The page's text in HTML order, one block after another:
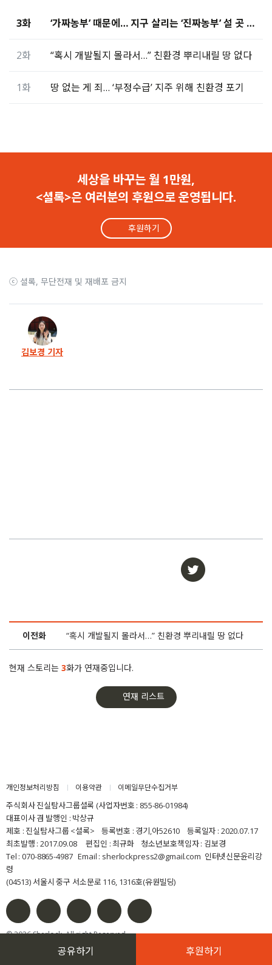
3화 ‘가짜농부’ 때문에… 지구 살리는 ‘진짜농부’ 설 곳 없다
2화 “혹시 개발될지 몰라서…” 친환경 뿌리내릴 땅 없다
1화 땅 없는 게 죄… ‘부정수급’ 지주 위해 친환경 포기
세상을 바꾸는 월 1만원,
<셜록>은 여러분의 후원으로 운영됩니다.
후원하기
ⓒ 셜록, 무단전재 및 재배포 금지
김보경 기자
이전화 “혹시 개발될지 몰라서…” 친환경 뿌리내릴 땅 없다
현재 스토리는 3화가 연재중입니다.
연재 리스트
공유하기 후원하기
개인정보처리방침 이용약관 이메일무단수집거부
주식회사 진실탐사그룹셜록 (사업자번호 : 855-86-01984)
대표이사 겸 발행인 : 박상규
제호 : 진실탐사그룹 <셜록> 등록번호 : 경기,아52610 등록일자 : 2020.07.17
최초발행 : 2017.09.08 편집인 : 최규화 청소년보호책임자 : 김보경
Tel : 070-8865-4987 Email : sherlockpress2@gmail.com 인터넷신문윤리강
령
(04513) 서울시 중구 서소문로 116, 1316호(유원빌딩)
© 2026 Sherlock. All right Reserved.